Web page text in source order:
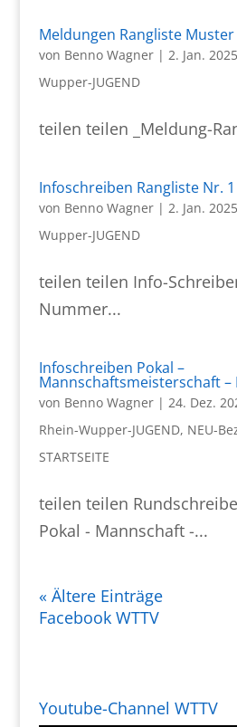
Meldungen Rangliste Muster
von Benno Wagner| 2. Jan. 2025
Wupper-JUGEND
teilen teilen _Meldung-
Infoschreiben Rangliste Nr. 1
von Benno Wagner| 2. Jan. 2025
Wupper-JUGEND
teilen teilen Info-
Nummer...
Infoschreiben Pokal –
Mannschaftsmeisterschaft –
von Benno Wagner| 24. Dez.
Rhein-Wupper-JUGEND, NEU-
STARTSEITE
teilen teilen
Pokal - Mannschaft -...
« Ältere Einträge
Facebook WTTV
Youtube-Channel WTTV